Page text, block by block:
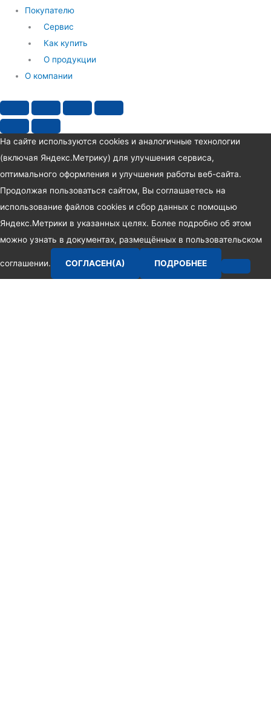
Покупателю
Сервис
Как купить
О продукции
О компании
На сайте используются cookies и аналогичные технологии
(включая Яндекс.Метрику) для улучшения сервиса,
оптимального оформления и улучшения работы веб-сайта.
Продолжая пользоваться сайтом, Вы соглашаетесь на
использование файлов cookies и сбор данных с помощью
Яндекс.Метрики в указанных целях. Более подробно об этом
можно узнать в документах, размещённых в пользовательском
соглашении. СОГЛАСЕН(А) ПОДРОБНЕЕ